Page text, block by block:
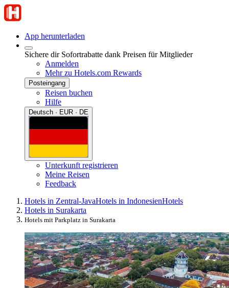
App herunterladen
Sichere dir Sofortrabatte dank Preisen für Mitglieder
Anmelden
Mehr zu Hotels.com Rewards
Posteingang
Reisen buchen
Hilfe
Deutsch · EUR · DE
Unterkunft registrieren
Meine Reisen
Feedback
Hotels in Zentral-JavaHotels in IndonesienHotels
Hotels in Surakarta
Hotels mit Parkplatz in Surakarta